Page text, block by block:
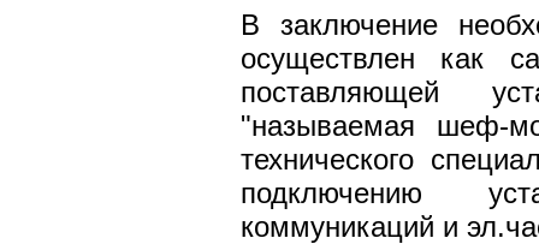
В заключение
осуществлен как
поставляющей
"называемая шеф-
технического
подключению
коммуникаций и